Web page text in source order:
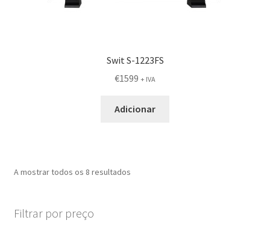
Swit S-1223FS
€1599 + IVA
Adicionar
A mostrar todos os 8 resultados
Filtrar por preço